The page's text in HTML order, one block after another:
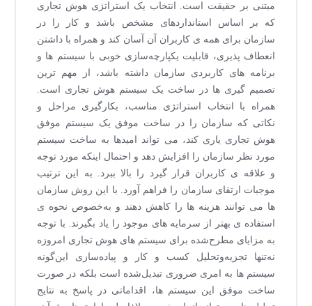
مبتنی بر حقیقت است. انتخاب یک استراتژی هوش تجاری
که بر اساس استانداردهای مشخص باشد و کار را در
سازمان برای همه ی کاربران آن آسان کند و همراه با داشتن
انعطاف پذیری، قابلیت یکپارچه‌سازی خوبی با سیستم ها و
برنامه های کاربردی سازمان داشته باشد، از مهم ترین
تصمیم گیری ها در ساخت یک سیستم هوش تجاری است.
همراه با انتخاب استراتژی مناسب، بکارگیری مراحل و
نکاتی که سازمان را در ساخت موفق یک سیستم موفق
هوش تجاری یاری کند، می تواند امیدها به ساخت سیستم
مورد نظر سازمان را افزایش دهد و احتمال اینکه مورد توجه
و علاقه ی کاربران قرار گیرد را بالا ببرد. به این ترتیب
موجبات ارتقای سازمان را فراهم آورد. با این روش سازمان
ها می توانند هزینه ها را کاهش دهند و به‌خصوص نحوه ی
استفاده ی بهتر از سرمایه های موجود را یاد بگیرند. با توجه
به مزایای مطرح‌شده برای سیستم های هوش تجاری امروزه
نه‌تنها تجزیه‌وتحلیل کسب و کار و پیاده‌سازی این‌گونه
سیستم ها به امری ضروری تبدیل‌شده است بلکه در صورت
ساخت موفق این سیستم ها، اقداماتی در پاسخ به نتایج